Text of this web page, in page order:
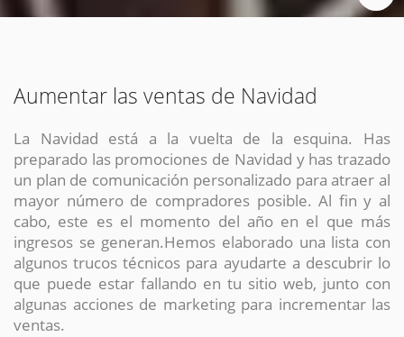
Aumentar las ventas de Navidad
La Navidad está a la vuelta de la esquina. Has
preparado las promociones de Navidad y has trazado
un plan de comunicación personalizado para atraer al
mayor número de compradores posible. Al fin y al
cabo, este es el momento del año en el que más
ingresos se generan.Hemos elaborado una lista con
algunos trucos técnicos para ayudarte a descubrir lo
que puede estar fallando en tu sitio web, junto con
algunas acciones de marketing para incrementar las
ventas.